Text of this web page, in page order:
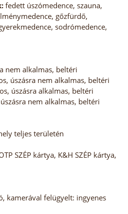
fedett úszómedence, szauna,
gőzfürdő,
sodrómedence,
nem alkalmas, beltéri
úszásra nem alkalmas, beltéri
úszásra alkalmas, beltéri
nem alkalmas, beltéri
teljes területén
SZÉP kártya, K&H SZÉP kártya,
kamerával felügyelt: ingyenes